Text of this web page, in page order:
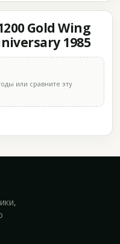
Gold Wing
1985
или сравните эту